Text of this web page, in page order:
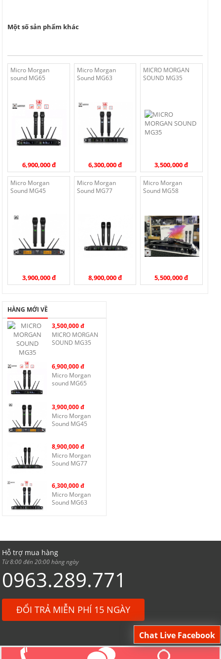
Một số sản phẩm khác
Micro Morgan
sound MG65
6,900,000 đ
Micro Morgan
Sound MG63
6,300,000 đ
MICRO MORGAN
SOUND MG35
3,500,000 đ
Micro Morgan
Sound MG45
3,900,000 đ
Micro Morgan
Sound MG77
8,900,000 đ
Micro Morgan
Sound MG58
5,500,000 đ
HÀNG MỚI VỀ
3,500,000 đ
MICRO MORGAN
SOUND MG35
6,900,000 đ
Micro Morgan
sound MG65
3,900,000 đ
Micro Morgan
Sound MG45
8,900,000 đ
Micro Morgan
Sound MG77
6,300,000 đ
Micro Morgan
Sound MG63
Hỗ trợ mua hàng
Từ 8:00 đến 20:00 hàng ngày
0963.289.771
ĐỔI TRẢ MIỄN PHÍ 15 NGÀY
Góp ý, khiếu nại, báo lỗi
Từ 8:00 đến 16:00 hàng ngày
Chat Live Facebook